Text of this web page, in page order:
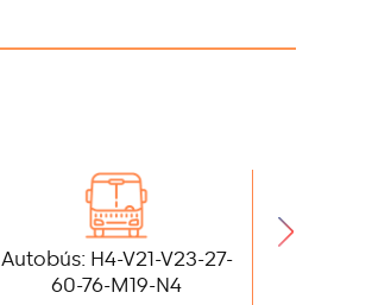
Autobús: H4-V21-V23-27-
60-76-M19-N4